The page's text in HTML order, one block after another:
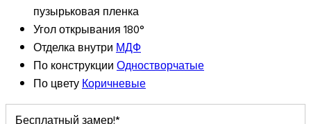
пузырьковая пленка
Угол открывания180°
Отделка внутриМДФ
По конструкцииОдностворчатые
По цветуКоричневые